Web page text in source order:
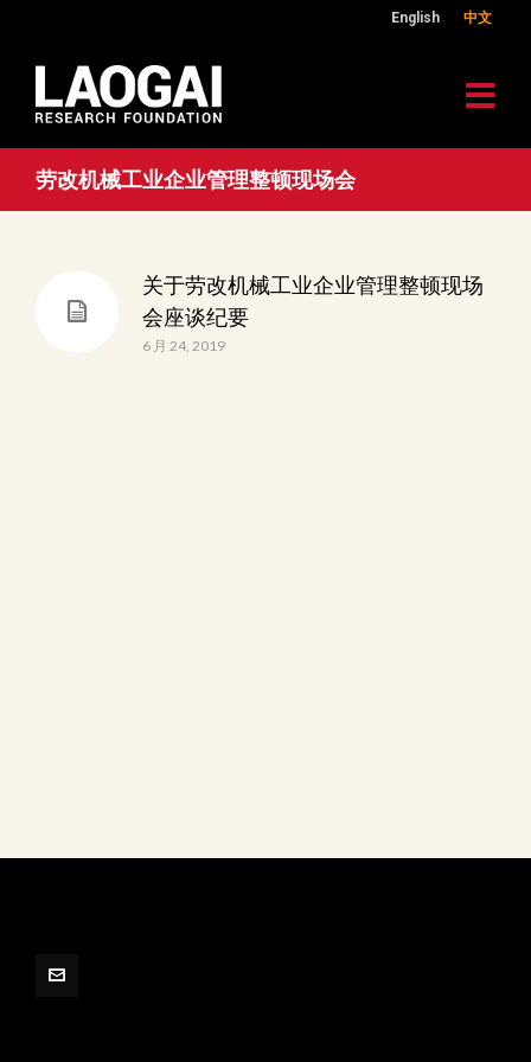
English 中文
劳改机械工业企业管理整顿现场会
关于劳改机械工业企业管理整顿现场
会座谈纪要
6 月 24, 2019